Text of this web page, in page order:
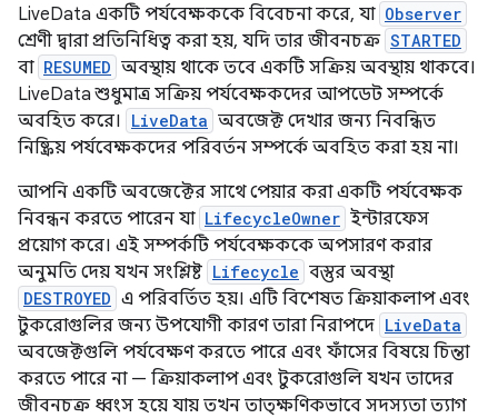
LiveData একটি পর্যবেক্ষককে বিবেচনা করে, যা Observer
শ্রেণী দ্বারা প্রতিনিধিত্ব করা হয়, যদি তার জীবনচক্র STARTED
বা RESUMED অবস্থায় থাকে তবে একটি সক্রিয় অবস্থায় থাকবে।
LiveData শুধুমাত্র সক্রিয় পর্যবেক্ষকদের আপডেট সম্পর্কে
অবহিত করে।
LiveData অবজেক্ট দেখার জন্য নিবন্ধিত
নিষ্ক্রিয় পর্যবেক্ষকদের পরিবর্তন সম্পর্কে অবহিত করা হয় না।
আপনি একটি অবজেক্টের সাথে পেয়ার করা একটি পর্যবেক্ষক
নিবন্ধন করতে পারেন যা LifecycleOwner ইন্টারফেস
প্রয়োগ করে। এই সম্পর্কটি পর্যবেক্ষককে অপসারণ করার
অনুমতি দেয় যখন সংশ্লিষ্ট Lifecycle বস্তুর অবস্থা
DESTROYED এ পরিবর্তিত হয়। এটি বিশেষত ক্রিয়াকলাপ এবং
টুকরোগুলির জন্য উপযোগী কারণ তারা নিরাপদে LiveData
অবজেক্টগুলি পর্যবেক্ষণ করতে পারে এবং ফাঁসের বিষয়ে চিন্তা
করতে পারে না — ক্রিয়াকলাপ এবং টুকরোগুলি যখন তাদের
জীবনচক্র ধ্বংস হয়ে যায় তখন তাত্ক্ষণিকভাবে সদস্যতা ত্যাগ